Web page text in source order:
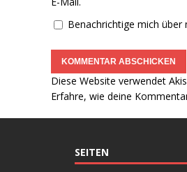
Benachrichtige mich über
Diese Website verwendet
Erfahre, wie deine
SEITEN